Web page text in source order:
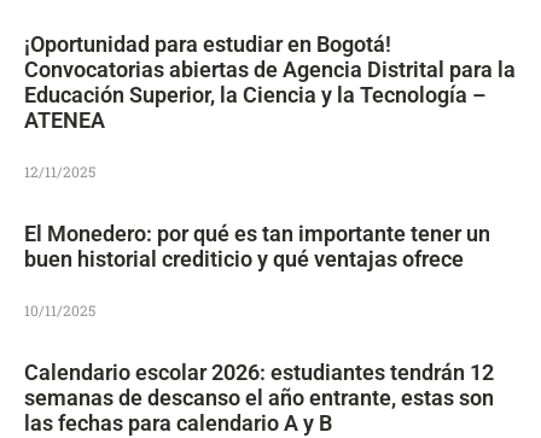
¡Oportunidad para estudiar en Bogotá!
Convocatorias abiertas de Agencia Distrital para la
Educación Superior, la Ciencia y la Tecnología –
ATENEA
12/11/2025
El Monedero: por qué es tan importante tener un
buen historial crediticio y qué ventajas ofrece
10/11/2025
Calendario escolar 2026: estudiantes tendrán 12
semanas de descanso el año entrante, estas son
las fechas para calendario A y B